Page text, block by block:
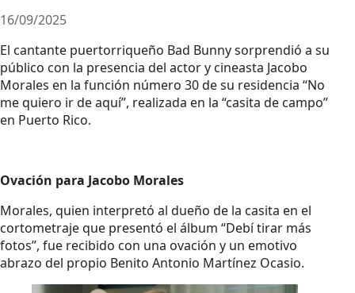
16/09/2025
El cantante puertorriqueño Bad Bunny sorprendió a su
público con la presencia del actor y cineasta Jacobo
Morales en la función número 30 de su residencia “No
me quiero ir de aquí”, realizada en la “casita de campo”
en Puerto Rico.
Ovación para Jacobo Morales
Morales, quien interpretó al dueño de la casita en el
cortometraje que presentó el álbum “Debí tirar más
fotos”, fue recibido con una ovación y un emotivo
abrazo del propio Benito Antonio Martínez Ocasio.